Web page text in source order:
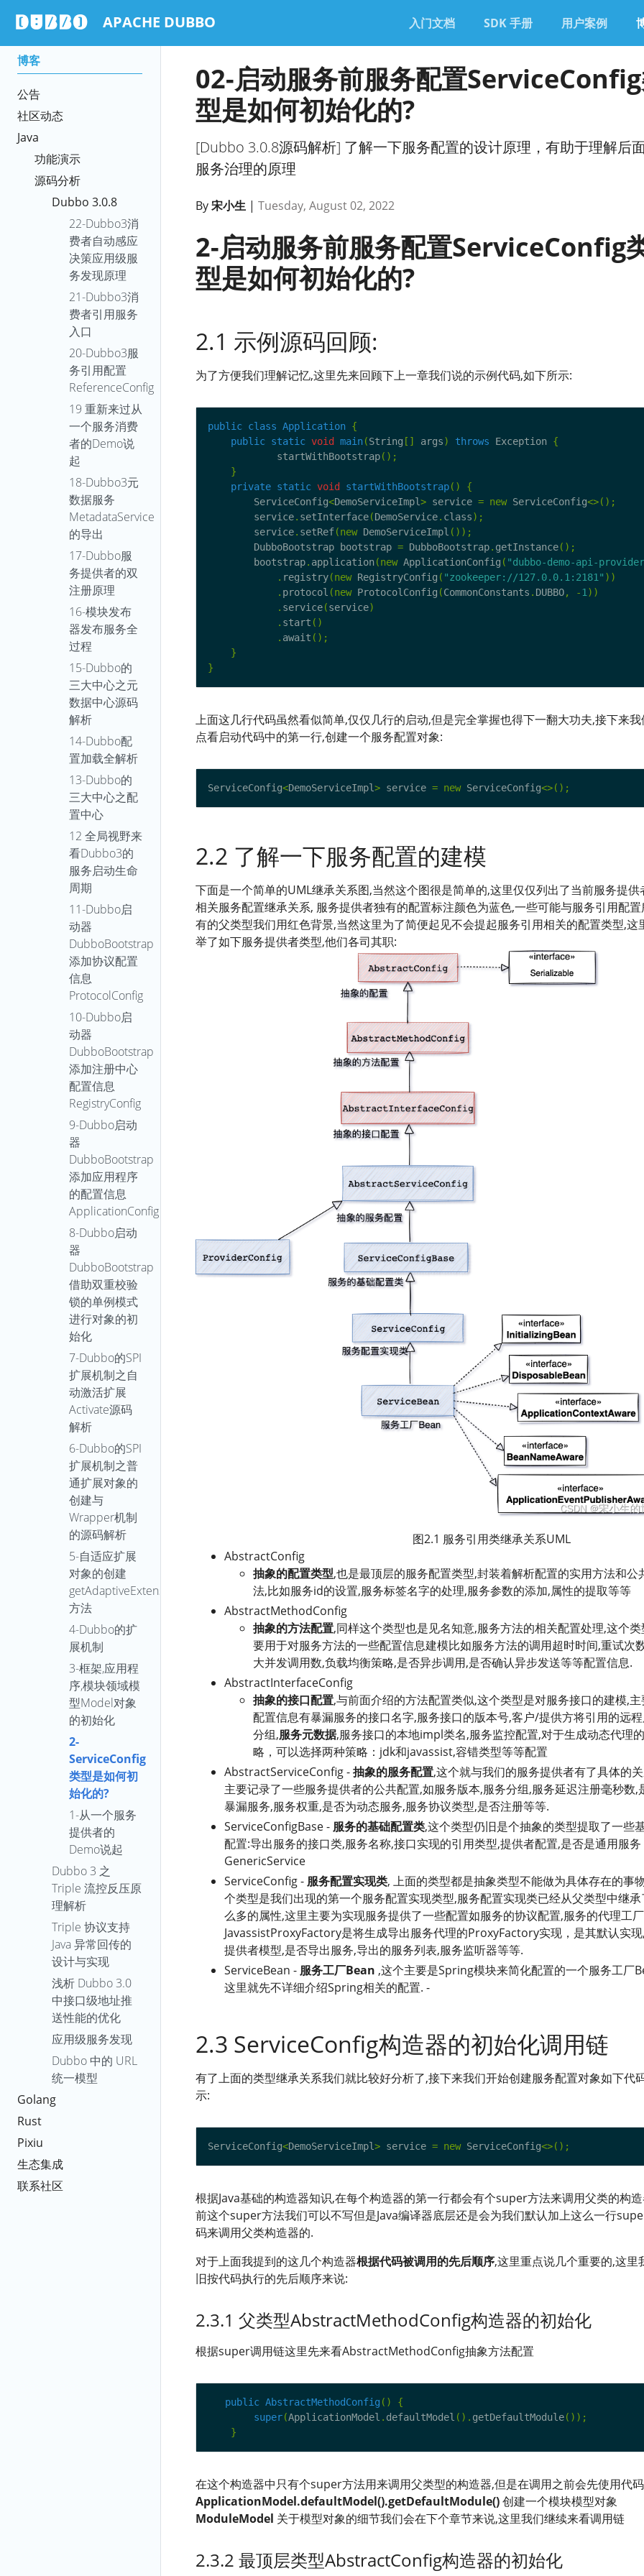
APACHE DUBBO 入门文档 SDK 手册 用户案例
博客
公告
社区动态
Java
功能演示
源码分析
Dubbo 3.0.8
22-Dubbo3消
费者自动感应
决策应用级服
务发现原理
21-Dubbo3消
费者引用服务
入口
20-Dubbo3服
务引用配置
ReferenceConfig
19 重新来过从
一个服务消费
者的Demo说
起
18-Dubbo3元
数据服务
MetadataService
的导出
17-Dubbo服
务提供者的双
注册原理
16-模块发布
器发布服务全
过程
15-Dubbo的
三大中心之元
数据中心源码
解析
14-Dubbo配
置加载全解析
13-Dubbo的
三大中心之配
置中心
12 全局视野来
看Dubbo3的
服务启动生命
周期
11-Dubbo启
动器
DubboBootstrap
添加协议配置
信息
ProtocolConfig
10-Dubbo启
动器
DubboBootstrap
添加注册中心
配置信息
RegistryConfig
9-Dubbo启动
器
DubboBootstrap
添加应用程序
的配置信息
ApplicationConfig
8-Dubbo启动
器
DubboBootstrap
借助双重校验
锁的单例模式
进行对象的初
始化
7-Dubbo的SPI
扩展机制之自
动激活扩展
Activate源码
解析
6-Dubbo的SPI
扩展机制之普
通扩展对象的
创建与
Wrapper机制
的源码解析
5-自适应扩展
对象的创建
getAdaptiveExtension
方法
4-Dubbo的扩
展机制
3-框架,应用程
序,模块领域模
型Model对象
的初始化
2-
ServiceConfig
类型是如何初
始化的?
1-从一个服务
提供者的
Demo说起
Dubbo 3 之
Triple 流控反压原
理解析
Triple 协议支持
Java 异常回传的
设计与实现
浅析 Dubbo 3.0
中接口级地址推
送性能的优化
应用级服务发现
Dubbo 中的 URL
统一模型
Golang
Rust
Pixiu
生态集成
联系社区
02-启动服务前服务配置
型是如何初始化的?
[Dubbo 3.0.8源码解析] 了解一下服务配置的设计原理，有助于理解后
服务治理的原理
By宋小生 | Tuesday, August 02, 2022
2-启动服务前服务配置ServiceConfig
型是如何初始化的?
2.1 示例源码回顾:
为了方便我们理解记忆,这里先来回顾下上一章我们说的示例代码,如下所示:
public class Application {
public static void main(String [] args) throws Exception {
            startWithBootstrap
();
}
private static void startWithBootstrap()
{
        ServiceConfig
<DemoServiceImpl> service = new ServiceConfig<>();
        service
. setInterface(DemoService. class);
        service
. setRef(new DemoServiceImpl ());
        DubboBootstrap bootstrap
= DubboBootstrap. getInstance();
        bootstrap
. application(new ApplicationConfig ( "dubbo-demo-api-
. registry(new RegistryConfig ( "zookeeper://127.0.0.1:2181" ))
. protocol (new ProtocolConfig (CommonConstants . DUBBO, -1 ))
. service(service)
. start ()
. await ();
}
}
上面这几行代码虽然看似简单,仅仅几行的启动,但是完全掌握也得下一翻大功夫,接下来
点看启动代码中的第一行,创建一个服务配置对象:
ServiceConfig<DemoServiceImpl> service = new ServiceConfig<>();
2.2 了解一下服务配置的建模
下面是一个简单的UML继承关系图,当然这个图很是简单的,这里仅仅列出了当前服务提供
相关服务配置继承关系, 服务提供者独有的配置标注颜色为蓝色,一些可能与服务引用配
有的父类型我们用红色背景,当然这里为了简便起见不会提起服务引用相关的配置类型,这
举了如下服务提供者类型,他们各司其职:
图2.1 服务引用类继承关系UML
AbstractConfig
抽象的配置类型,也是最顶层的服务配置类型,封装着解析配置的实用方法和公
法,比如服务id的设置,服务标签名字的处理,服务参数的添加,属性的提取等等
AbstractMethodConfig
抽象的方法配置,同样这个类型也是见名知意,服务方法的相关配置处理,这个
要用于对服务方法的一些配置信息建模比如服务方法的调用超时时间,重试次
大并发调用数,负载均衡策略,是否异步调用,是否确认异步发送等等配置信息.
AbstractInterfaceConfig
抽象的接口配置,与前面介绍的方法配置类似,这个类型是对服务接口的建模,
配置信息有暴漏服务的接口名字,服务接口的版本号,客户/提供方将引用的远
分组,服务元数据,服务接口的本地impl类名,服务监控配置,对于生成动态代理
略，可以选择两种策略：jdk和javassist,容错类型等等配置
AbstractServiceConfig -抽象的服务配置,这个就与我们的服务提供者有了具体的
主要记录了一些服务提供者的公共配置,如服务版本,服务分组,服务延迟注册毫秒数,
暴漏服务,服务权重,是否为动态服务,服务协议类型,是否注册等等.
ServiceConfigBase - 服务的基础配置类,这个类型仍旧是个抽象的类型提取了一些
配置:导出服务的接口类,服务名称,接口实现的引用类型,提供者配置,是否是通用服务
GenericService
ServiceConfig - 服务配置实现类, 上面的类型都是抽象类型不能做为具体存在的事
个类型是我们出现的第一个服务配置实现类型,服务配置实现类已经从父类型中继
么多的属性,这里主要为实现服务提供了一些配置如服务的协议配置,服务的代理工厂
JavassistProxyFactory是将生成导出服务代理的ProxyFactory实现，是其默认实
提供者模型,是否导出服务,导出的服务列表,服务监听器等等.
ServiceBean - 服务工厂Bean ,这个主要是Spring模块来简化配置的一个服务工厂
这里就先不详细介绍Spring相关的配置. -
2.3 ServiceConfig构造器的初始化调用链
有了上面的类型继承关系我们就比较好分析了,接下来我们开始创建服务配置对象如下代
示:
ServiceConfig<DemoServiceImpl> service = new ServiceConfig<>();
根据Java基础的构造器知识,在每个构造器的第一行都会有个super方法来调用父类的构
前这个super方法我们可以不写但是Java编译器底层还是会为我们默认加上这么一行
码来调用父类构造器的.
对于上面我提到的这几个构造器根据代码被调用的先后顺序,这里重点说几个重要的,这里
旧按代码执行的先后顺序来说:
2.3.1 父类型AbstractMethodConfig构造器的初始化
根据super调用链这里先来看AbstractMethodConfig抽象方法配置
public AbstractMethodConfig ()
{
super(ApplicationModel . defaultModel (). getDefaultModule());
}
在这个构造器中只有个super方法用来调用父类型的构造器,但是在调用之前会先使用代码
ApplicationModel.defaultModel().getDefaultModule()创建一个模块模型对象
ModuleModel 关于模型对象的细节我们会在下个章节来说,这里我们继续来看调用链
2.3.2 最顶层类型AbstractConfig构造器的初始化